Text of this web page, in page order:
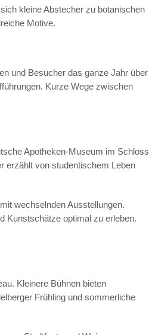
kleine Abstecher zu botanischen
Motive.
und Besucher das ganze Jahr über
Kurze Wege zwischen
Apotheken-Museum im Schloss
erzählt von studentischem Leben
wechselnden Ausstellungen.
Kunstschätze optimal zu erleben.
Kleinere Bühnen bieten
Frühling und sommerliche